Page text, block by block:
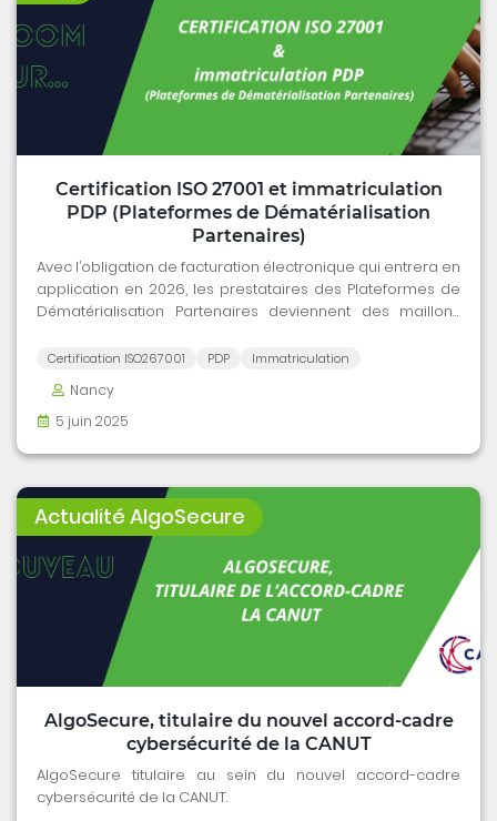
Certification ISO 27001 et immatriculation
PDP (Plateformes de Dématérialisation
Partenaires)
Avec l’obligation de facturation électronique qui entrera en
application en 2026, les prestataires des Plateformes de
Dématérialisation Partenaires deviennent des maillons
Certification ISO267001 PDP Immatriculation
Nancy
5 juin 2025
Actualité AlgoSecure
AlgoSecure, titulaire du nouvel accord-cadre
cybersécurité de la CANUT
AlgoSecure titulaire au sein du nouvel accord-cadre
cybersécurité de la CANUT.